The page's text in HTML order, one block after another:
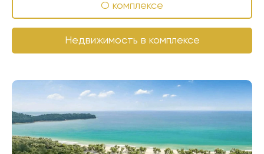
О комплексе
Недвижимость в комплексе